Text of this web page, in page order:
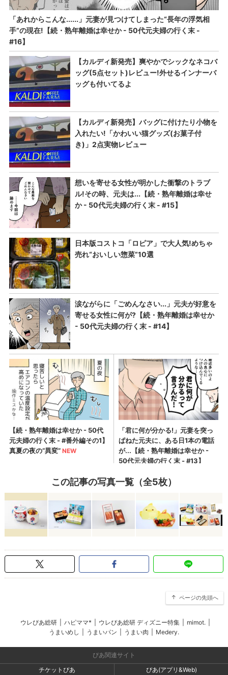
この記事の写真一覧（全5枚）
ページの先頭へ
ウレぴあ総研 ハピママ* ウレぴあ総研 ディズニー特集 mimot.
うまいめし
うまいパン うまい肉 Medery.
ぴあ関連サイト
チケットぴあ
ぴあ(アプリ&Web)